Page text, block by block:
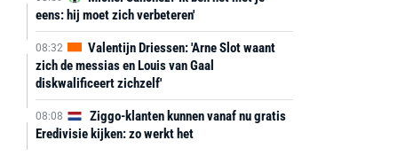
eens: hij moet zich verbeteren'
08:32
Valentijn Driessen: 'Arne Slot waant
zich de messias en Louis van Gaal
diskwalificeert zichzelf'
08:08
Ziggo-klanten kunnen vanaf nu gratis
Eredivisie kijken: zo werkt het